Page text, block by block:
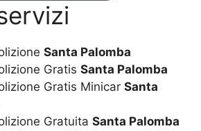
Santa Palomba
Gratis Santa Palomba
Gratis Minicar Santa
Gratuita Santa Palomba